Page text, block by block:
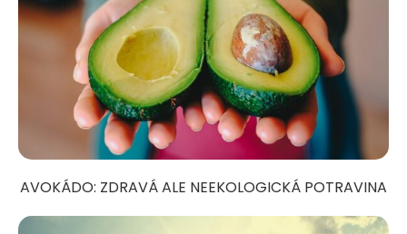
AVOKÁDO: ZDRAVÁ ALE NEEKOLOGICKÁ POTRAVINA